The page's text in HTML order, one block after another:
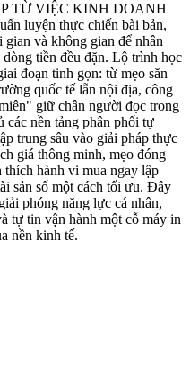
TỪ VIỆC KINH DOANH
luyện thực chiến bài bản,
và không gian để nhân
tiền đều đặn. Lộ trình học
đoạn tinh gọn: từ mẹo săn
quốc tế lẫn nội địa, công
giữ chân người đọc trong
các nền tảng phân phối tự
trung sâu vào giải pháp thực
giá thông minh, mẹo đóng
thích hành vi mua ngay lập
sản số một cách tối ưu. Đây
phóng năng lực cá nhân,
tự tin vận hành một cỗ máy in
nền kinh tế.